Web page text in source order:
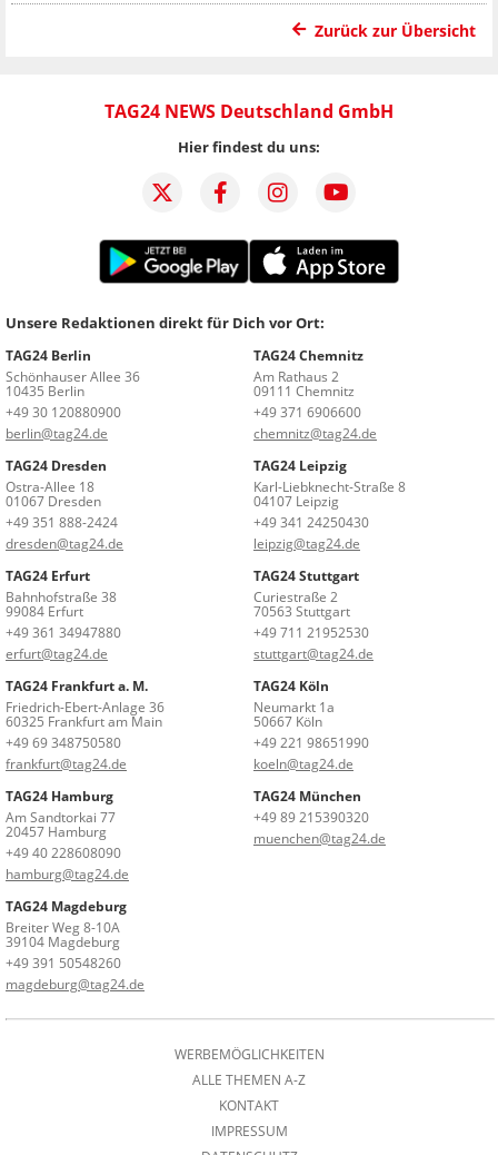
Zurück zur Übersicht
TAG24 NEWS Deutschland GmbH
Hier findest du uns:
Unsere Redaktionen direkt für Dich vor Ort:
TAG24 Berlin
Schönhauser Allee 36
10435 Berlin
+49 30 120880900
berlin@tag24.de
TAG24 Chemnitz
Am Rathaus 2
09111 Chemnitz
+49 371 6906600
chemnitz@tag24.de
TAG24 Dresden
Ostra-Allee 18
01067 Dresden
+49 351 888-2424
dresden@tag24.de
TAG24 Leipzig
Karl-Liebknecht-Straße 8
04107 Leipzig
+49 341 24250430
leipzig@tag24.de
TAG24 Erfurt
Bahnhofstraße 38
99084 Erfurt
+49 361 34947880
erfurt@tag24.de
TAG24 Stuttgart
Curiestraße 2
70563 Stuttgart
+49 711 21952530
stuttgart@tag24.de
TAG24 Frankfurt a. M.
Friedrich-Ebert-Anlage 36
60325 Frankfurt am Main
+49 69 348750580
frankfurt@tag24.de
TAG24 Köln
Neumarkt 1a
50667 Köln
+49 221 98651990
koeln@tag24.de
TAG24 Hamburg
Am Sandtorkai 77
20457 Hamburg
+49 40 228608090
hamburg@tag24.de
TAG24 München
+49 89 215390320
muenchen@tag24.de
TAG24 Magdeburg
Breiter Weg 8-10A
39104 Magdeburg
+49 391 50548260
magdeburg@tag24.de
WERBEMÖGLICHKEITEN
ALLE THEMEN A-Z
KONTAKT
IMPRESSUM